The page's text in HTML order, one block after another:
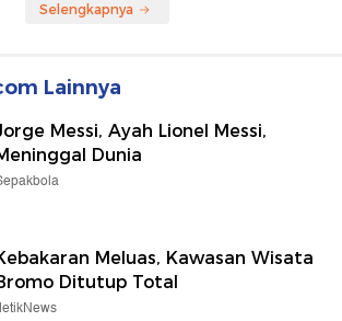
Selengkapnya
Lainnya
Messi, Ayah Lionel Messi,
Dunia
Meluas, Kawasan Wisata
Ditutup Total